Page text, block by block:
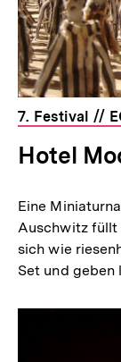
7. Festival //
Hotel
Eine
Auschwitz füllt
sich wie
Set und